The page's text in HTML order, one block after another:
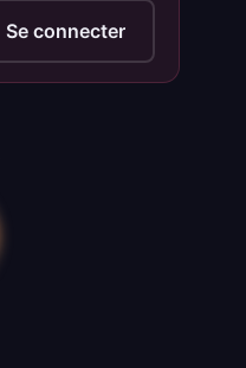
Se connecter